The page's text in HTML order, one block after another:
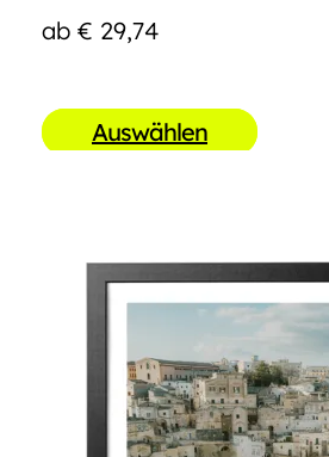
ab € 29,74
Auswählen